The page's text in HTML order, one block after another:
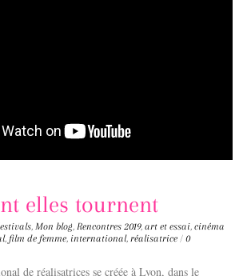
elles tournent
,Mon blog,Rencontres 2019,art et essai,cinéma
, film de femme, international,réalisatrice / 0
de réalisatrices se créée à Lyon, dans le